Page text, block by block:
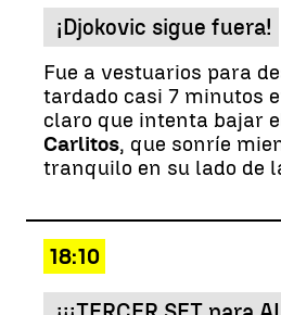
¡Djokovic sigue fuera!
Fue a vestuarios para
tardado casi 7 minutos
claro que intenta bajar
Carlitos, que sonríe
tranquilo en su lado de
18:10